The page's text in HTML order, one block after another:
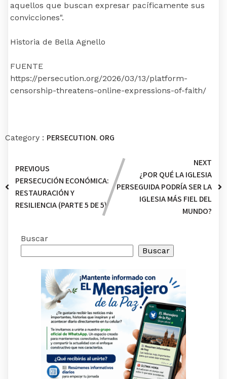
aquellos que buscan expresar pacíficamente sus
convicciones".
Historia de Bella Agnello
FUENTE
https://persecution.org/2026/03/13/platform-
censorship-threatens-online-expressions-of-faith/
Category : PERSECUTION. ORG
PREVIOUS
PERSECUCIÓN ECONÓMICA:
RESTAURACIÓN Y
RESILIENCIA (PARTE 5 DE 5)
NEXT
¿POR QUÉ LA IGLESIA
PERSEGUIDA PODRÍA SER LA
IGLESIA MÁS FIEL DEL
MUNDO?
Buscar
Buscar